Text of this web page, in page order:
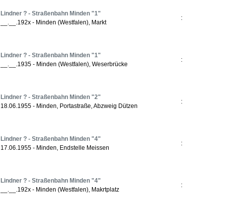
Lindner ? - Straßenbahn Minden "1"
__.__.192x - Minden (Westfalen), Markt
:
Lindner ? - Straßenbahn Minden "1"
__.__.1935 - Minden (Westfalen), Weserbrücke
:
Lindner ? - Straßenbahn Minden "2"
18.06.1955 - Minden, Portastraße, Abzweig Dützen
:
Lindner ? - Straßenbahn Minden "4"
17.06.1955 - Minden, Endstelle Meissen
:
Lindner ? - Straßenbahn Minden "4"
__.__.192x - Minden (Westfalen), Makrtplatz
: